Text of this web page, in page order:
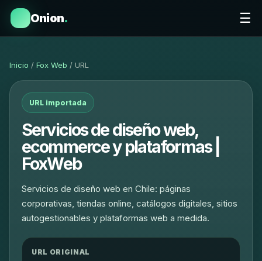
Onion. ☰
Inicio / Fox Web / URL
URL importada
Servicios de diseño web,
ecommerce y plataformas |
FoxWeb
Servicios de diseño web en Chile: páginas
corporativas, tiendas online, catálogos digitales, sitios
autogestionables y plataformas web a medida.
URL ORIGINAL